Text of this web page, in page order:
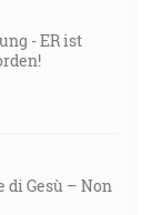
- ER ist
di Gesù – Non